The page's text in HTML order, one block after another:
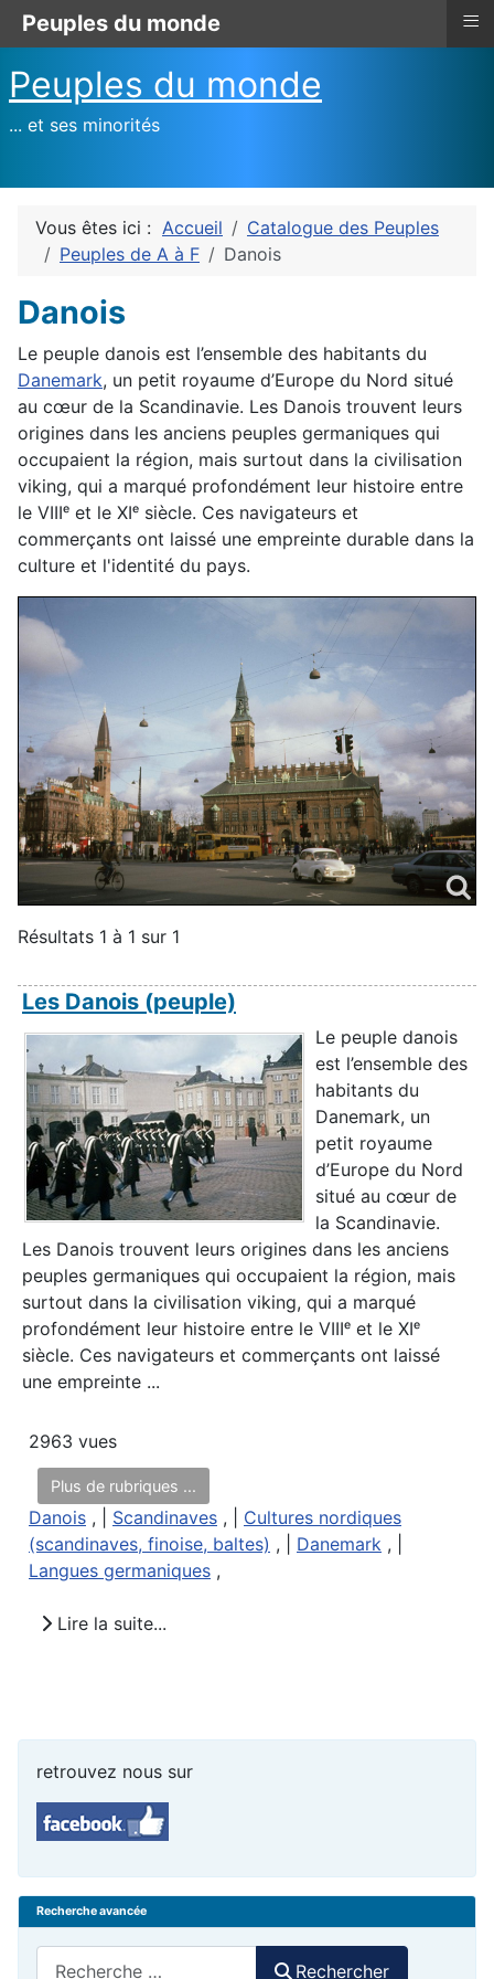
Peuples du monde
... et ses minorités
Vous êtes ici : Accueil
Catalogue des Peuples
Peuples de A à F
Danois
Danois
Le peuple danois est l’ensemble des habitants du
Danemark, un petit royaume d’Europe du Nord situé
au cœur de la Scandinavie. Les Danois trouvent leurs
origines dans les anciens peuples germaniques qui
occupaient la région, mais surtout dans la civilisation
viking, qui a marqué profondément leur histoire entre
le VIIIᵉ et le XIᵉ siècle. Ces navigateurs et
commerçants ont laissé une empreinte durable dans la
culture et l'identité du pays.
Résultats 1 à 1 sur 1
Les Danois (peuple)
Le peuple danois
est l’ensemble des
habitants du
Danemark, un
petit royaume
d’Europe du Nord
situé au cœur de
la Scandinavie.
Les Danois trouvent leurs origines dans les anciens
peuples germaniques qui occupaient la région, mais
surtout dans la civilisation viking, qui a marqué
profondément leur histoire entre le VIIIᵉ et le XIᵉ
siècle. Ces navigateurs et commerçants ont laissé
une empreinte ...
2963 vues
Plus de rubriques ...
Danois , | Scandinaves , | Cultures nordiques
(scandinaves, finoise, baltes) , | Danemark , |
Langues germaniques ,
Lire la suite...
retrouvez nous sur
Recherche avancée
Rechercher
Peuples du monde ≡